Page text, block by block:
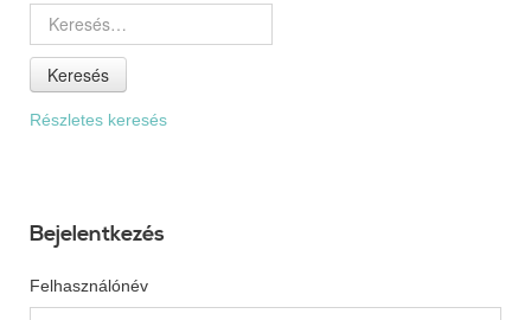
Keresés
Részletes keresés
Bejelentkezés
Felhasználónév